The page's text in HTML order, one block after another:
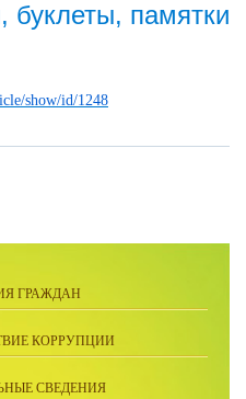
буклеты, памятки
show/id/1248
ГРАЖДАН
КОРРУПЦИИ
СВЕДЕНИЯ